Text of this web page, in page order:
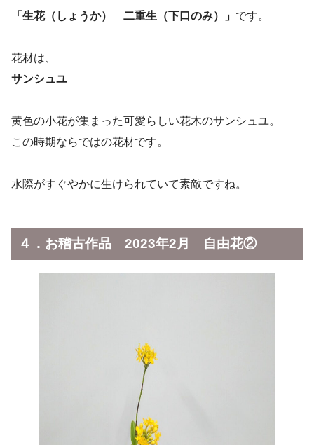
「生花（しょうか） 二重生（下口のみ）」 です。
花材は、
サンシュユ
黄色の小花が集まった可愛らしい花木のサンシュユ。
この時期ならではの花材です。
水際がすぐやかに生けられていて素敵ですね。
４．お稽古作品 2023年2月 自由花②